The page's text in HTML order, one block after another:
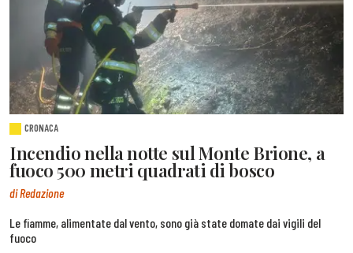
CRONACA
Incendio nella notte sul Monte Brione, a
fuoco 500 metri quadrati di bosco
di Redazione
Le fiamme, alimentate dal vento, sono già state domate dai vigili del
fuoco